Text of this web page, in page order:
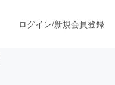
ログイン/新規会員登録